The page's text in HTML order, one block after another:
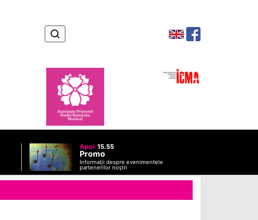
Apoi: 15.55
Promo
Informaţii despre evenimentele
partenerilor noştri